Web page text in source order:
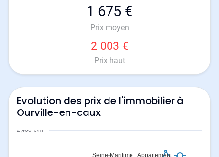
1 675 €
Prix moyen
2 003 €
Prix haut
Evolution des prix de l'immobilier à
Ourville-en-caux